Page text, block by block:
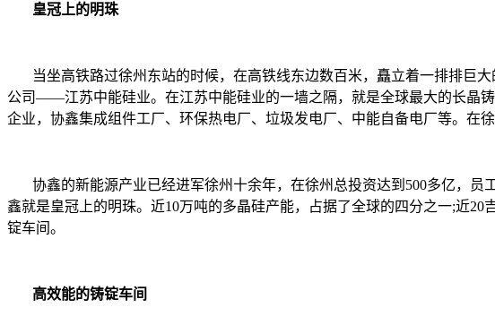
皇冠上的明珠
当坐高铁路过徐州东站的时候，在高铁线东边数百米，矗立着一排排巨大
公司——江苏中能硅业。在江苏中能硅业的一墙之隔，就是全球最大的长晶
企业，协鑫集成组件工厂、环保热电厂、垃圾发电厂、中能自备电厂等。在
协鑫的新能源产业已经进军徐州十余年，在徐州总投资达到500多亿，员
鑫就是皇冠上的明珠。近10万吨的多晶硅产能，占据了全球的四分之一;近
锭车间。
高效能的铸锭车间